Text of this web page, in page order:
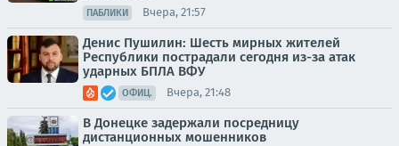
ПАБЛИКИ Вчера, 21:57
Денис Пушилин: Шесть мирных жителей
Республики пострадали сегодня из-за атак
ударных БПЛА ВФУ
ОФИЦ. Вчера, 21:48
В Донецке задержали посредницу
дистанционных мошенников